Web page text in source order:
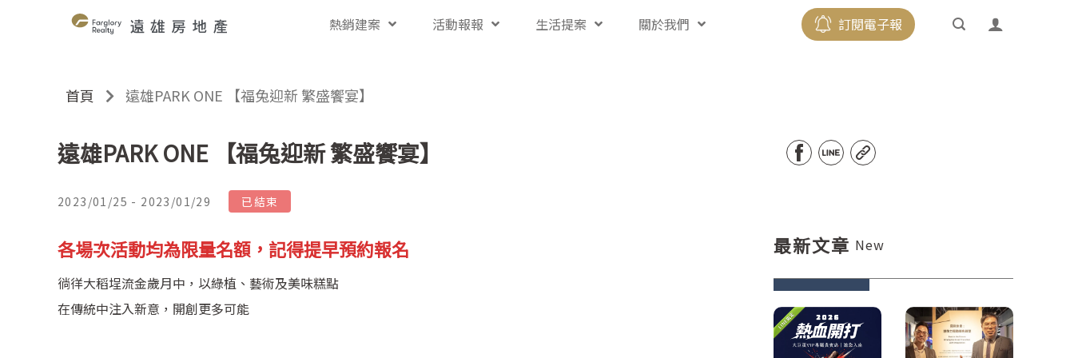
熱銷建案 活動報報 生活提案 關於我們 訂閱電子報
首頁 遠雄PARK ONE 【福兔迎新 繁盛饗宴】
遠雄PARK ONE 【福兔迎新 繁盛饗宴】
2023/01/25 - 2023/01/29 已結束
各場次活動均為限量名額，記得提早預約報名
徜徉大稻埕流金歲月中，以綠植、藝術及美味糕點
在傳統中注入新意，開創更多可能
最新文章 New